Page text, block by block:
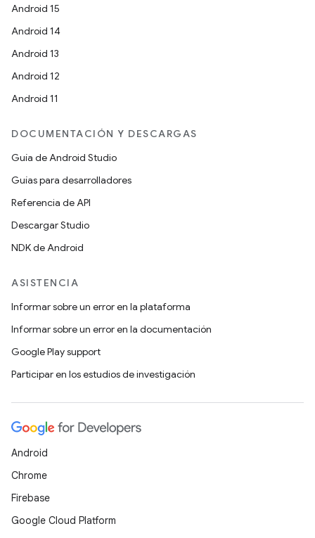
Android 15
Android 14
Android 13
Android 12
Android 11
DOCUMENTACIÓN Y DESCARGAS
Guía de Android Studio
Guías para desarrolladores
Referencia de API
Descargar Studio
NDK de Android
ASISTENCIA
Informar sobre un error en la plataforma
Informar sobre un error en la documentación
Google Play support
Participar en los estudios de investigación
Android
Chrome
Firebase
Google Cloud Platform